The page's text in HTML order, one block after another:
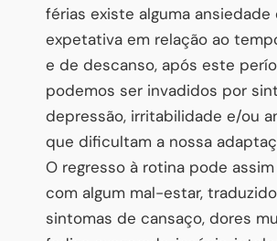
férias existe alguma ansiedade
expetativa em relação ao
e de descanso, após este
podemos ser invadidos por
depressão, irritabilidade e/ou
que dificultam a nossa
O regresso à rotina pode
com algum mal-estar,
sintomas de cansaço, dores